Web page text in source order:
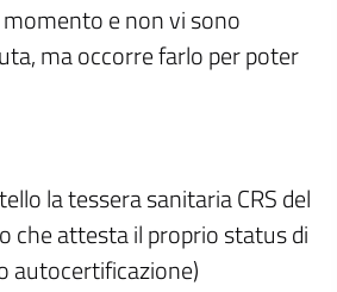
momento e non vi sono
ma occorre farlo per poter
la tessera sanitaria CRS del
che attesta il proprio status di
autocertificazione)